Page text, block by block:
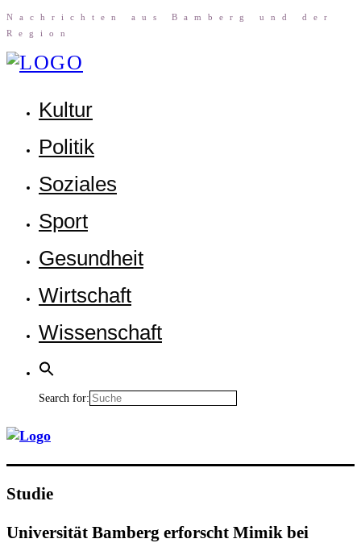
Nach­rich­ten aus Bam­berg und der
Region
Kul­tur
Poli­tik
Sozia­les
Sport
Gesund­heit
Wirt­schaft
Wis­sen­schaft
Search for:
Stu­die
Uni­ver­si­tät Bam­berg erforscht Mimik bei